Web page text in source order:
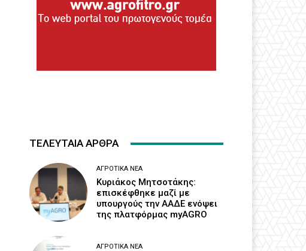
ΤΕΛΕΥΤΑΙΑ ΑΡΘΡΑ
ΑΓΡΟΤΙΚΆ ΝΈΑ
Κυριάκος Μητσοτάκης:
επισκέφθηκε μαζί με
υπουργούς την ΑΑΔΕ ενόψει
της πλατφόρμας myAGRO
ΑΓΡΟΤΙΚΆ ΝΈΑ